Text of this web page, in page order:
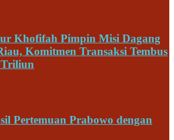
Khofifah Pimpin Misi Dagang
Komitmen Transaksi Tembus
Pertemuan Prabowo dengan